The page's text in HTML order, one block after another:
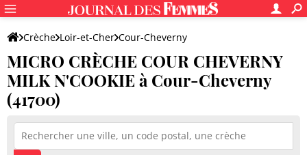
Crèche Loir-et-Cher Cour-Cheverny
MICRO CRÈCHE COUR CHEVERNY MILK N'COOKIE
MICRO CRÈCHE COUR CHEVERNY
MILK N'COOKIE à Cour-Cheverny
(41700)